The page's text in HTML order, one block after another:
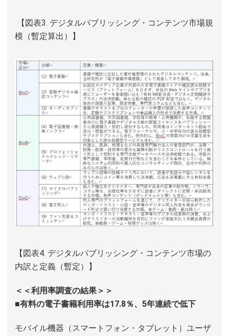
【図表3. デジタルパブリッシング・コンテンツ市場規
模（暫定算出）】
【図表4. デジタルパブリッシング・コンテンツ市場の
内訳と定義（暫定）】
＜＜利用率調査の結果＞＞
■有料の電子書籍利用率は17.8％、5年連続で低下
モバイル機器（スマートフォン・タブレット）ユーザ